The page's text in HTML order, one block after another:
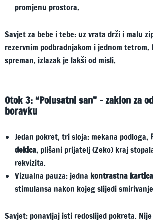
promjenu prostora.
Savjet za bebe i tebe: uz vrata drži i malu
rezervnim podbradnjakom i jednom tetrom.
spreman, izlazak je lakši od misli.
Otok 3: “Polusatni san” – zaklon za
boravku
Jedan pokret, tri sloja: mekana podloga,
dekica, plišani prijatelj (Zeko) kraj
rekvizita.
Vizualna pauza: jedna kontrastna kartica
stimulansa nakon kojeg slijedi
Savjet: ponavljaj isti redoslijed pokreta.